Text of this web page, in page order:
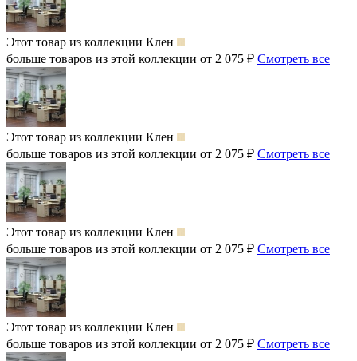
Этот товар из коллекции Клен
больше товаров из этой коллекции от 2 075 ₽ Смотреть все
Этот товар из коллекции Клен
больше товаров из этой коллекции от 2 075 ₽ Смотреть все
Этот товар из коллекции Клен
больше товаров из этой коллекции от 2 075 ₽ Смотреть все
Этот товар из коллекции Клен
больше товаров из этой коллекции от 2 075 ₽ Смотреть все